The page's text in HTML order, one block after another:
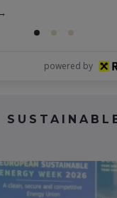
powered by